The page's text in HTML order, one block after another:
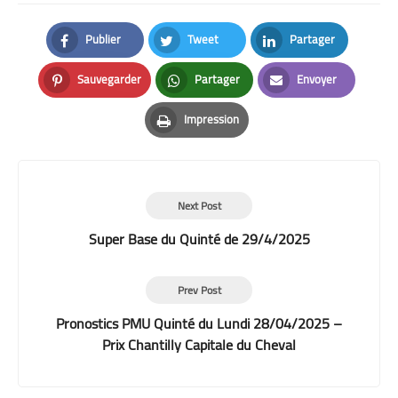
Publier
Facebook
Tweet
Twitter
Partager
LinkedIn
Sauvegarder
Pinterest
Partager
Whatsapp
Envoyer
Email
Impression
Print
Next Post
Super Base du Quinté de 29/4/2025
Prev Post
Pronostics PMU Quinté du Lundi 28/04/2025 –
Prix Chantilly Capitale du Cheval